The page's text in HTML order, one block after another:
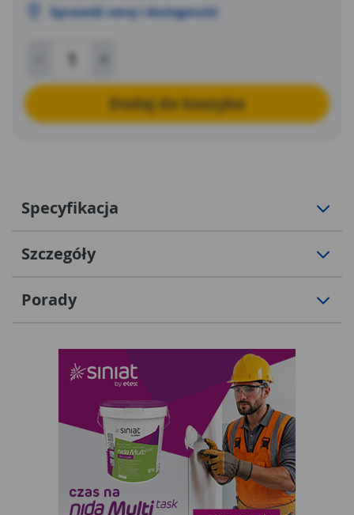
Sprawdź cenę i dostępność
Dodaj do koszyka
Specyfikacja
Szczegóły
Porady